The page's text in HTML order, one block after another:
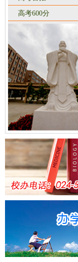
高考600分